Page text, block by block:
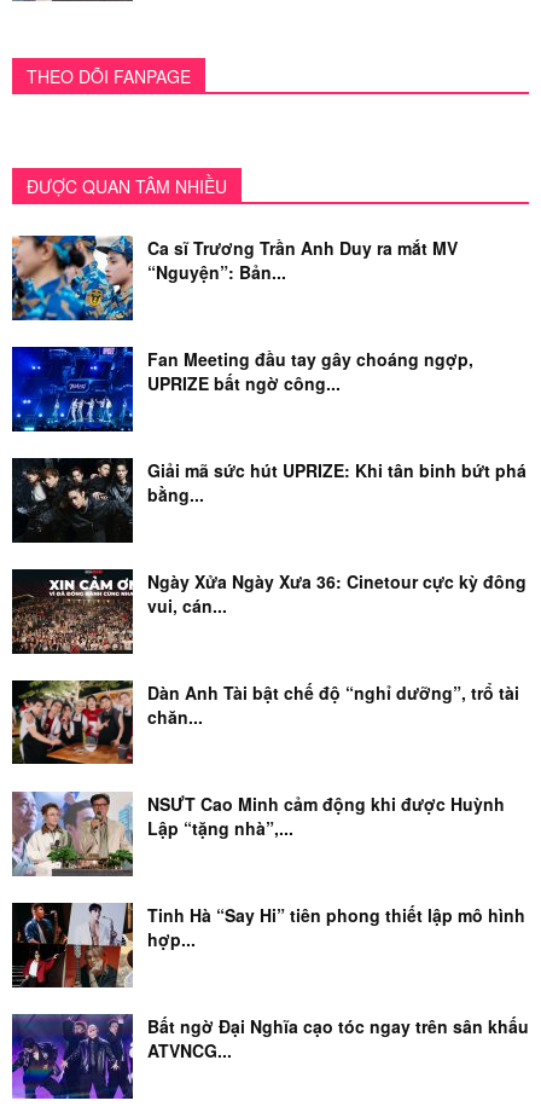
THEO DÕI FANPAGE
ĐƯỢC QUAN TÂM NHIỀU
Ca sĩ Trương Trần Anh Duy ra mắt MV
“Nguyện”: Bản...
Fan Meeting đầu tay gây choáng ngợp,
UPRIZE bất ngờ công...
Giải mã sức hút UPRIZE: Khi tân binh bứt phá
bằng...
Ngày Xửa Ngày Xưa 36: Cinetour cực kỳ đông
vui, cán...
Dàn Anh Tài bật chế độ “nghỉ dưỡng”, trổ tài
chăn...
NSƯT Cao Minh cảm động khi được Huỳnh
Lập “tặng nhà”,...
Tinh Hà “Say Hi” tiên phong thiết lập mô hình
hợp...
Bất ngờ Đại Nghĩa cạo tóc ngay trên sân khấu
ATVNCG...